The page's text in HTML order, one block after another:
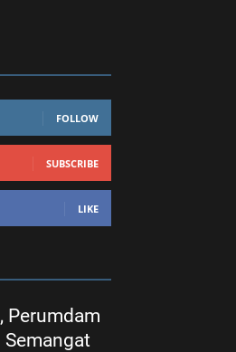
FOLLOW
SUBSCRIBE
LIKE
Perumdam